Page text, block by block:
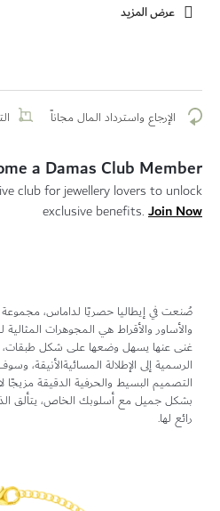
عرض المزيد
الإرجاع واسترداد المال مجاناً
a Damas Club Member
club for jewellery lovers to unlock
exclusive benefits. Join Now
صُنعت في إيطاليا حصريًا لداماس، مجموعة
والأساور والأقراط هي المجوهرات
غنى عنها يسهل وضعها على شكل طبقات،
الرسمية إلى الإطلالة المسائيةالأنيقة،
التصميم البسيط والحرفية الدقيقة مزيجًا
رائع لها.